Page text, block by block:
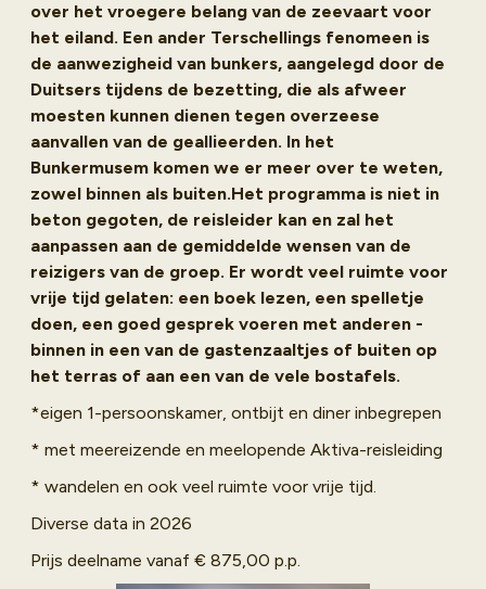
over het vroegere belang van de zeevaart voor
het eiland. Een ander Terschellings fenomeen is
de aanwezigheid van bunkers, aangelegd door de
Duitsers tijdens de bezetting, die als afweer
moesten kunnen dienen tegen overzeese
aanvallen van de geallieerden. In het
Bunkermusem komen we er meer over te weten,
zowel binnen als buiten.Het programma is niet in
beton gegoten, de reisleider kan en zal het
aanpassen aan de gemiddelde wensen van de
reizigers van de groep. Er wordt veel ruimte voor
vrije tijd gelaten: een boek lezen, een spelletje
doen, een goed gesprek voeren met anderen -
binnen in een van de gastenzaaltjes of buiten op
het terras of aan een van de vele bostafels.
*eigen 1-persoonskamer, ontbijt en diner inbegrepen
* met meereizende en meelopende Aktiva-reisleiding
* wandelen en ook veel ruimte voor vrije tijd.
Diverse data in 2026
Prijs deelname vanaf € 875,00 p.p.